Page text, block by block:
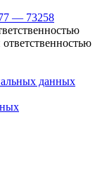
— 73258
данных